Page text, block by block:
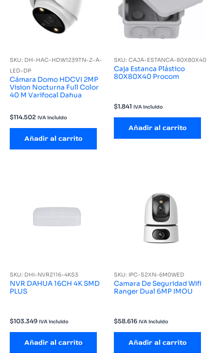
SKU: DH-HAC-HDW1239TN-Z-A-
LED-DP
Cámara Domo HDCVI 2MP
Vision Nocturna Full Color
40 M Varifocal Dahua
$114.502 IVA incluido
Añadir al carrito
SKU: CAJA-ESTANCA-80X80X40
Caja Estanca Plástico
80X80X40 Procom
$1.841 IVA incluido
Añadir al carrito
SKU: DHI-NVR2116-4KS3
NVR DAHUA 16CH 4K SMD
PLUS
$103.349 IVA incluido
Añadir al carrito
SKU: IPC-S2XN-6M0WED
Camara De Seguridad Wifi
Ranger Dual 6MP IMOU
$58.616 IVA incluido
Añadir al carrito